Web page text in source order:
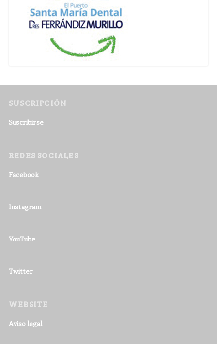
SUSCRIPCIÓN
Suscribirse
REDES SOCIALES
Facebook
Instagram
YouTube
Twitter
WEBSITE
Aviso legal